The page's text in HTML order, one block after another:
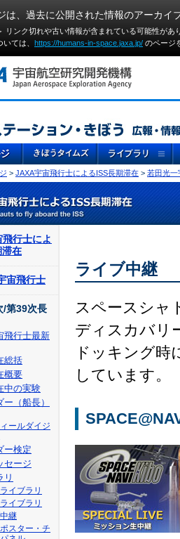
は、過去に公開された情報のアーカイ
リンク切れや古い情報が含まれている可能性が
ては、 https://humans-in-space.jaxa.jp/ のページ
> JAXA宇宙飛行士によるISS長期滞在 > 若田光一
行士によ
滞在
宙飛行士
/第39次長
飛行士最新
総括
概要
中の実験
ー（船長）
ールダイジ
ー検定
セージ
リ
イブラリ
イブラリ
継
スター・チ
ライブ中継
スペースシャ
ディスカバリ
ドッキング時
しています。